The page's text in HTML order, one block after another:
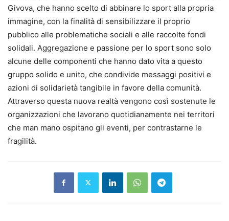
Givova, che hanno scelto di abbinare lo sport alla propria
immagine, con la finalità di sensibilizzare il proprio
pubblico alle problematiche sociali e alle raccolte fondi
solidali. Aggregazione e passione per lo sport sono solo
alcune delle componenti che hanno dato vita a questo
gruppo solido e unito, che condivide messaggi positivi e
azioni di solidarietà tangibile in favore della comunità.
Attraverso questa nuova realtà vengono così sostenute le
organizzazioni che lavorano quotidianamente nei territori
che man mano ospitano gli eventi, per contrastarne le
fragilità.